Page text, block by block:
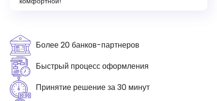
Более 20 банков-партнеров
Быстрый процесс оформления
Принятие решение за 30 минут